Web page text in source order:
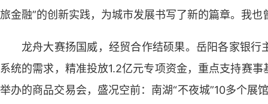
旅金融”的创新实践，为城市发展书写了新的篇章。我也
龙舟大赛扬国威，经贸合作结硕果。岳阳各家银
系统的需求，精准投放1.2亿元专项资金，重点支持赛
举办的商品交易会，盛况空前：南湖“不夜城”10多个